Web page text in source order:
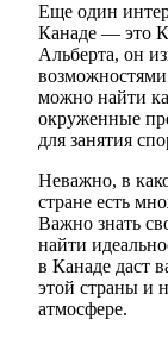
Еще один
Канаде — это
Альберта, он
возможностями
можно найти
окруженные
для занятия
Неважно, в
стране есть
Важно знать
найти
в Канаде даст
этой страны и
атмосфере.